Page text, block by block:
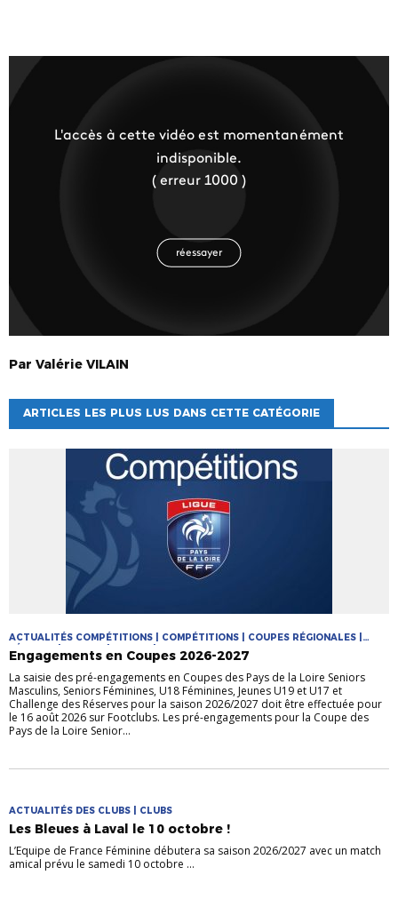
Par Valérie VILAIN
ARTICLES LES PLUS LUS DANS CETTE CATÉGORIE
ACTUALITÉS COMPÉTITIONS | COMPÉTITIONS | COUPES RÉGIONALES |
FÉMININE | FUTSAL | JEUNES | MASCULIN
Engagements en Coupes 2026-2027
La saisie des pré-engagements en Coupes des Pays de la Loire Seniors
Masculins, Seniors Féminines, U18 Féminines, Jeunes U19 et U17 et
Challenge des Réserves pour la saison 2026/2027 doit être effectuée pour
le 16 août 2026 sur Footclubs. Les pré-engagements pour la Coupe des
Pays de la Loire Senior...
ACTUALITÉS DES CLUBS | CLUBS
Les Bleues à Laval le 10 octobre !
L’Equipe de France Féminine débutera sa saison 2026/2027 avec un match
amical prévu le samedi 10 octobre ...